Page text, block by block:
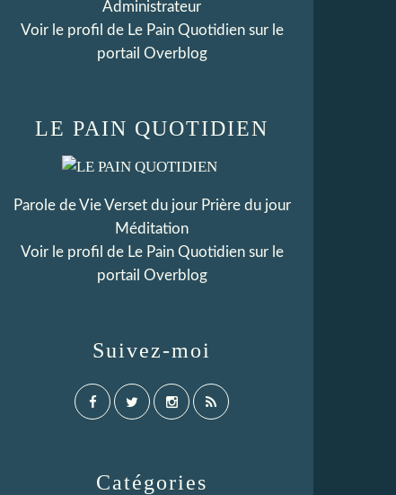
Catégories
LE PAIN QUOTIDIEN
Parole de Vie Verset du jour Prière du jour
Méditation
Voir le profil de Le Pain Quotidiensur le
portail Overblog
Suivez-moi
Administrateur
Voir le profil de Le Pain Quotidiensur le
portail Overblog